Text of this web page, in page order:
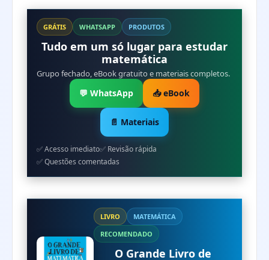
GRÁTIS WHATSAPP PRODUTOS
Tudo em um só lugar para estudar
matemática
Grupo fechado, eBook gratuito e materiais completos.
💬 WhatsApp 📥 eBook
📄 Materiais
✅ Acesso imediato✅ Revisão rápida
✅ Questões comentadas
LIVRO
MATEMÁTICA
RECOMENDADO
O Grande Livro de